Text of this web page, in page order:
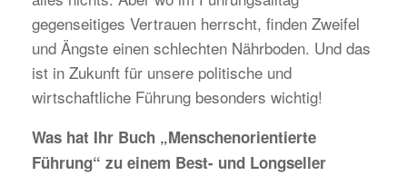
gegenseitiges Vertrauen herrscht, finden Zweifel
und Ängste einen schlechten Nährboden. Und das
ist in Zukunft für unsere politische und
wirtschaftliche Führung besonders wichtig!
Was hat Ihr Buch „Menschenorientierte
Führung“ zu einem Best- und Longseller